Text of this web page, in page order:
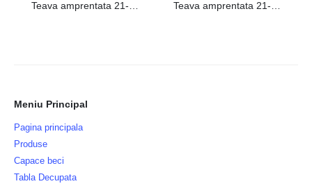
Teava amprentata 21-015/6m Teava amprentata 21-142/1.5/6m
Meniu Principal
Pagina principala
Produse
Capace beci
Tabla Decupata